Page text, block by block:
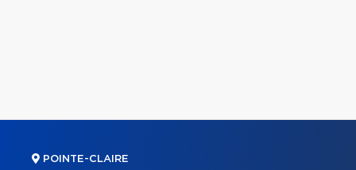
POINTE-CLAIRE